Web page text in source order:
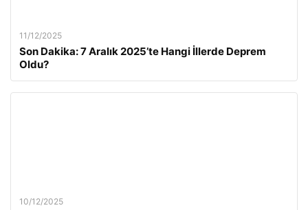
11/12/2025
Son Dakika: 7 Aralık 2025’te Hangi İllerde Deprem
Oldu?
10/12/2025